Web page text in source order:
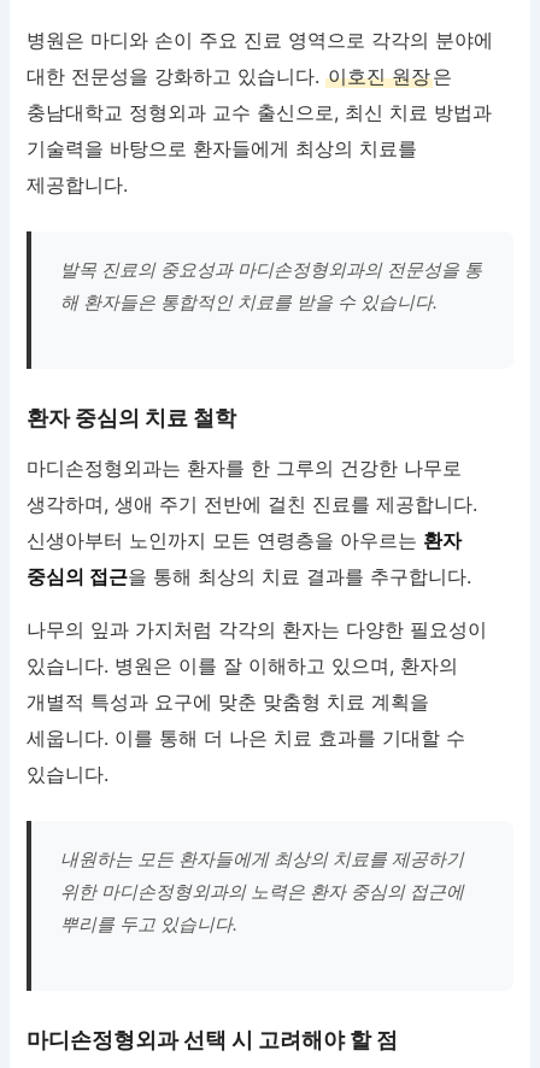
병원은 마디와 손이 주요 진료 영역으로 각각의 분야에
대한 전문성을 강화하고 있습니다.이호진 원장은
충남대학교 정형외과 교수 출신으로, 최신 치료 방법과
기술력을 바탕으로 환자들에게 최상의 치료를
제공합니다.
발목 진료의 중요성과 마디손정형외과의 전문성을 통
해 환자들은 통합적인 치료를 받을 수 있습니다.
환자 중심의 치료 철학
마디손정형외과는 환자를 한 그루의 건강한 나무로
생각하며, 생애 주기 전반에 걸친 진료를 제공합니다.
신생아부터 노인까지 모든 연령층을 아우르는 환자
중심의 접근을 통해 최상의 치료 결과를 추구합니다.
나무의 잎과 가지처럼 각각의 환자는 다양한 필요성이
있습니다. 병원은 이를 잘 이해하고 있으며, 환자의
개별적 특성과 요구에 맞춘 맞춤형 치료 계획을
세웁니다. 이를 통해 더 나은 치료 효과를 기대할 수
있습니다.
내원하는 모든 환자들에게 최상의 치료를 제공하기
위한 마디손정형외과의 노력은 환자 중심의 접근에
뿌리를 두고 있습니다.
마디손정형외과 선택 시 고려해야 할 점